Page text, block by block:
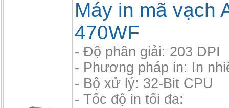
Máy in mã vạch
470WF
- Độ phân giải: 203 DPI
- Phương pháp in: In
- Bộ xử lý: 32-Bit CPU
- Tốc độ in tối đa: